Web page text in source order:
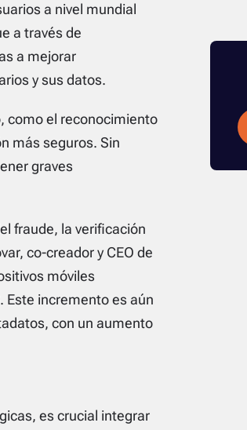
a nivel mundial
a través de
a mejorar
y sus datos.
como el reconocimiento
más seguros. Sin
graves
fraude, la verificación
co-creador y CEO de
móviles
Este incremento es aún
con un aumento
es crucial integrar